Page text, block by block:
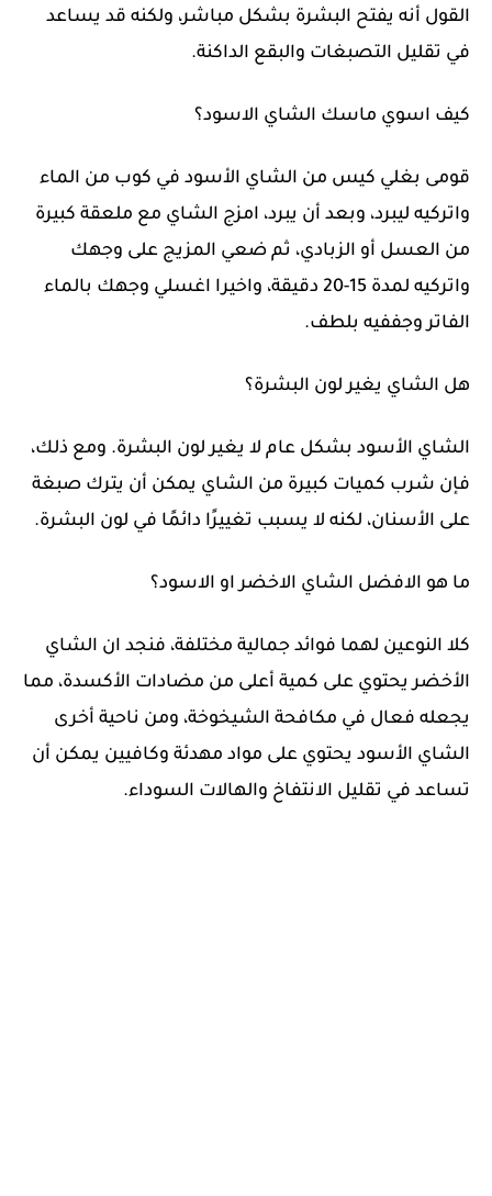
القول أنه يفتح البشرة بشكل مباشر، ولكنه قد يساعد
في تقليل التصبغات والبقع الداكنة.
كيف اسوي ماسك الشاي الاسود؟
قومى بغلي كيس من الشاي الأسود في كوب من الماء
واتركيه ليبرد، وبعد أن يبرد، امزج الشاي مع ملعقة كبيرة
من العسل أو الزبادي، ثم ضعي المزيج على وجهك
واتركيه لمدة 15-20 دقيقة، واخيرا اغسلي وجهك بالماء
الفاتر وجففيه بلطف.
هل الشاي يغير لون البشرة؟
الشاي الأسود بشكل عام لا يغير لون البشرة. ومع ذلك،
فإن شرب كميات كبيرة من الشاي يمكن أن يترك صبغة
على الأسنان، لكنه لا يسبب تغييرًا دائمًا في لون البشرة.
ما هو الافضل الشاي الاخضر او الاسود؟
كلا النوعين لهما فوائد جمالية مختلفة، فنجد ان الشاي
الأخضر يحتوي على كمية أعلى من مضادات الأكسدة، مما
يجعله فعال في مكافحة الشيخوخة، ومن ناحية أخرى
الشاي الأسود يحتوي على مواد مهدئة وكافيين يمكن أن
تساعد في تقليل الانتفاخ والهالات السوداء.